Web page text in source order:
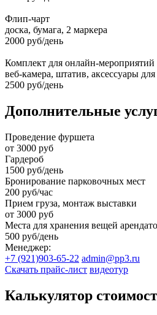
Флип-чарт
доска, бумага, 2 маркера
2000 руб/день
Комплект для онлайн-мероприятий
веб-камера, штатив, аксессуары
2500 руб/день
Дополнительные
Проведение фуршета
от 3000 руб
Гардероб
1500 руб/день
Бронирование парковочных мест
200 руб/час
Прием груза, монтаж выставки
от 3000 руб
Места для хранения вещей
500 руб/день
Менеджер:
+7 (921)903-65-22 admin@pp3.ru
Скачать прайс-лист видеотур
Калькулятор